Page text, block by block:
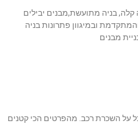
– 03 050-5202130 בניה קלה, בניה מתועשת,מבנים יבילים
ובמיגוון פתרונות בניה
מבנים
על השכרת רכב. מהפרטים הכי קטנים